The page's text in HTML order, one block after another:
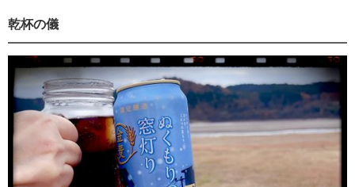
乾杯の儀